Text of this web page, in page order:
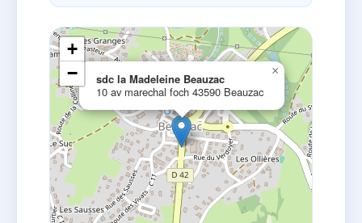
sdc la Madeleine Beauzac
10 av marechal foch 43590 Beauzac
×
+
−